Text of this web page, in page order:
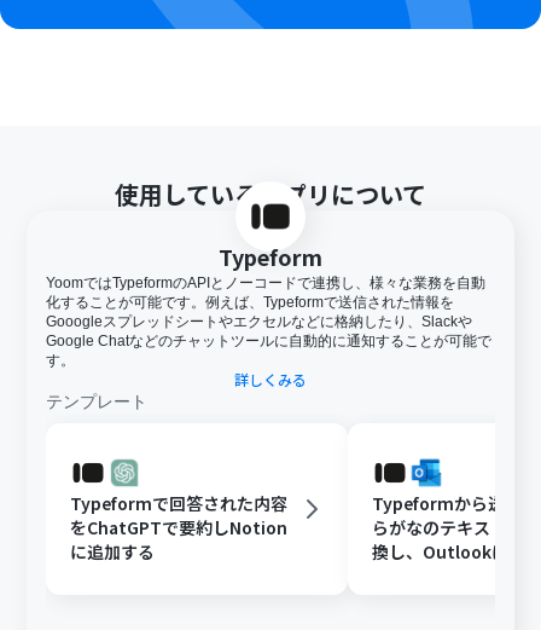
使用しているアプリについて
Typeform
YoomではTypeformのAPIとノーコードで連携し、様々な業務を自動
化することが可能です。例えば、Typeformで送信された情報を
Gooogleスプレッドシートやエクセルなどに格納したり、Slackや
Google Chatなどのチャットツールに自動的に通知することが可能で
す。
詳しくみる
テンプレート
Typeformで回答された内容
をChatGPTで要約しNotion
に追加する
Typeformから送信
らがなのテキストを
換し、Outlookに通